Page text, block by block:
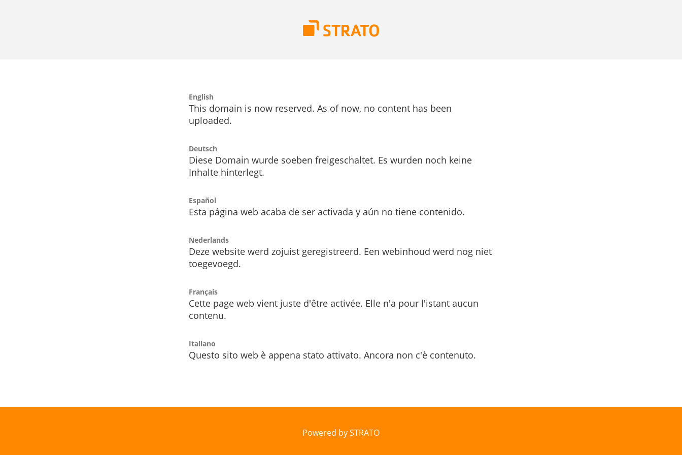
English
This domain is now reserved. As of now, no content has been
uploaded.
Deutsch
Diese Domain wurde soeben freigeschaltet. Es wurden noch keine
Inhalte hinterlegt.
Español
Esta página web acaba de ser activada y aún no tiene contenido.
Nederlands
Deze website werd zojuist geregistreerd. Een webinhoud werd nog niet
toegevoegd.
Français
Cette page web vient juste d'être activée. Elle n'a pour l'istant aucun
contenu.
Italiano
Questo sito web è appena stato attivato. Ancora non c'è contenuto.
Powered by STRATO